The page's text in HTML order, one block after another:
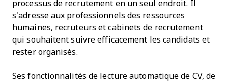
processus de recrutement en un seul endroit. Il
s’adresse aux professionnels des ressources
humaines, recruteurs et cabinets de recrutement
qui souhaitent suivre efficacement les candidats et
rester organisés.
Ses fonctionnalités de lecture automatique de CV, de